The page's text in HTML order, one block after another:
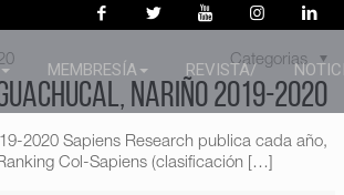
MEMBRESÍA REVISTA/Categorias
Nariño 2019-2020
2020 Sapiens Research publica cada año,
Col-Sapiens (clasificación[…]